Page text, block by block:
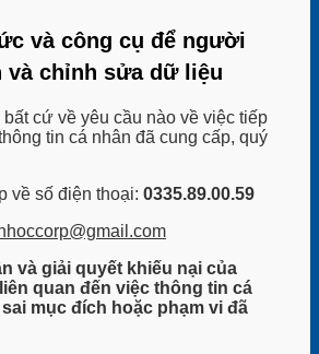
và công cụ để người
và chỉnh sửa dữ liệu
cứ về yêu cầu nào về việc tiếp
tin cá nhân đã cung cấp, quý
về số điện thoại: 0335.89.00.59
và giải quyết khiếu nại của
quan đến việc thông tin cá
mục đích hoặc phạm vi đã